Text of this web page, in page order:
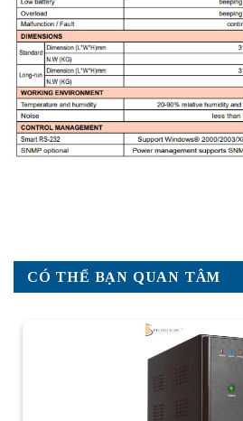
CÓ THỂ BẠN QUAN TÂM